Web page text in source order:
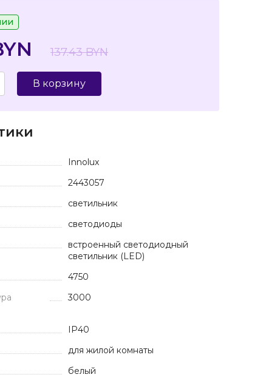
137.43 BYN
В корзину
Innolux
2443057
светильник
светодиоды
встроенный светодиодный
светильник (LED)
4750
3000
IP40
для жилой комнаты
белый